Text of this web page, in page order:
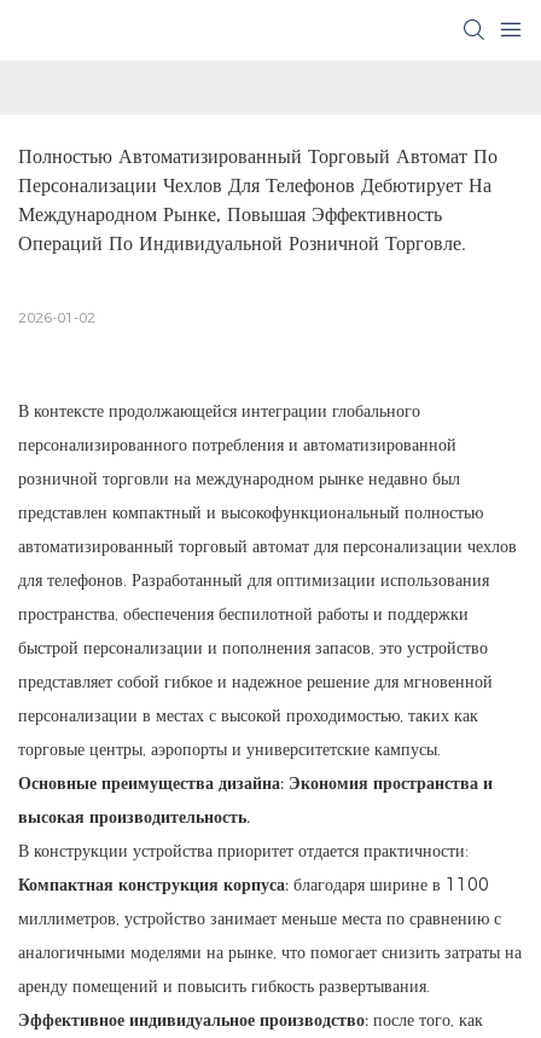
Полностью Автоматизированный Торговый Автомат По
Персонализации Чехлов Для Телефонов Дебютирует На
Международном Рынке, Повышая Эффективность
Операций По Индивидуальной Розничной Торговле.
2026-01-02
В контексте продолжающейся интеграции глобального
персонализированного потребления и автоматизированной
розничной торговли на международном рынке недавно был
представлен компактный и высокофункциональный полностью
автоматизированный торговый автомат для персонализации чехлов
для телефонов. Разработанный для оптимизации использования
пространства, обеспечения беспилотной работы и поддержки
быстрой персонализации и пополнения запасов, это устройство
представляет собой гибкое и надежное решение для мгновенной
персонализации в местах с высокой проходимостью, таких как
торговые центры, аэропорты и университетские кампусы.
Основные преимущества дизайна: Экономия пространства и
высокая производительность.
В конструкции устройства приоритет отдается практичности:
Компактная конструкция корпуса: благодаря ширине в 1100
миллиметров, устройство занимает меньше места по сравнению с
аналогичными моделями на рынке, что помогает снизить затраты на
аренду помещений и повысить гибкость развертывания.
Эффективное индивидуальное производство: после того, как